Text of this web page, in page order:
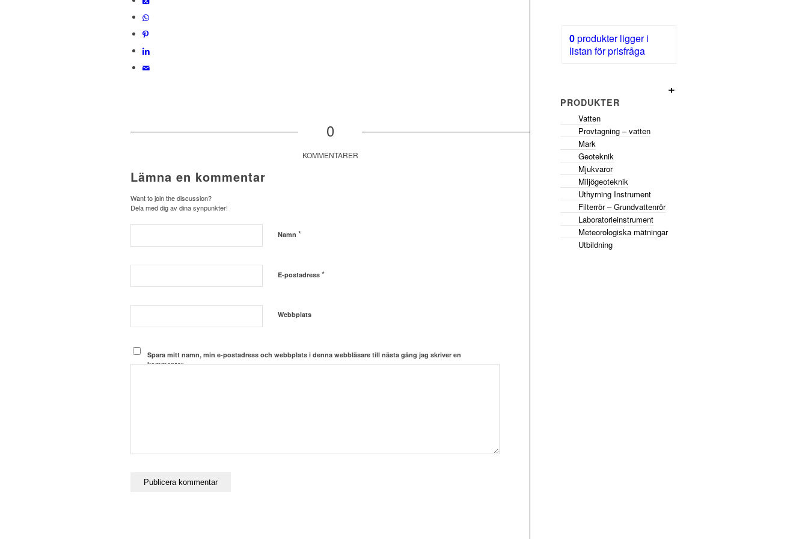
0
KOMMENTARER
Lämna en kommentar
Want to join the discussion?
Dela med dig av dina synpunkter!
Namn *
E-postadress *
Webbplats
Spara mitt namn, min e-postadress och webbplats i denna webbläsare till nästa gång jag skriver en
kommentar.
0produkterligger i
listan för prisfråga
PRODUKTER
Vatten
Provtagning – vatten
Mark
Geoteknik
Mjukvaror
Miljögeoteknik
Uthyrning Instrument
Filterrör – Grundvattenrör
Laboratorieinstrument
Meteorologiska mätningar
Utbildning